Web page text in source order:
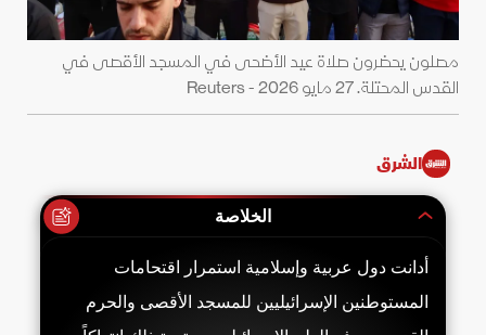
مصلون يحضرون صلاة عيد الأضحى في المسجد الأقصى في
القدس المحتلة. 27 مايو 2026 - Reuters
الشرق
الخلاصة
أدانت دول عربية وإسلامية استمرار اقتحامات
المستوطنين الإسرائيليين للمسجد الأقصى والحرم